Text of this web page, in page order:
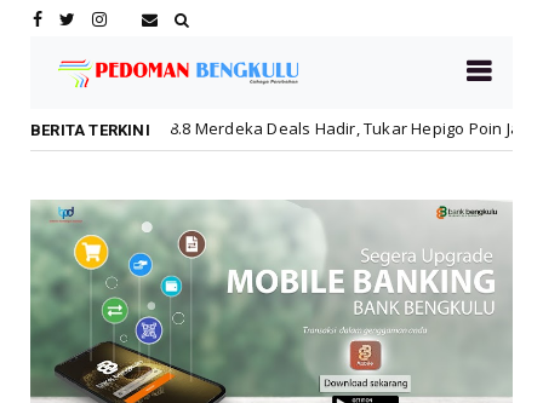
BERITA TERKINI
Merdeka Deals Hadir, Tukar Hepigo Poin Jadi Diskon Hingga 30